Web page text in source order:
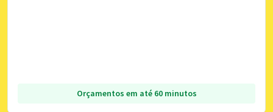
Orçamentos em até 60 minutos